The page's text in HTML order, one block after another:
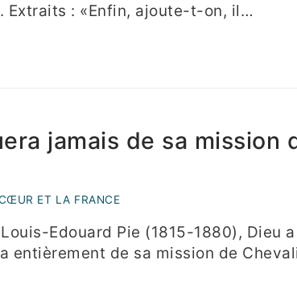
Extraits : «Enfin, ajoute-t-on, il…
jamais de sa mission
ET LA FRANCE
Edouard Pie (1815-1880), Dieu
entièrement de sa mission de